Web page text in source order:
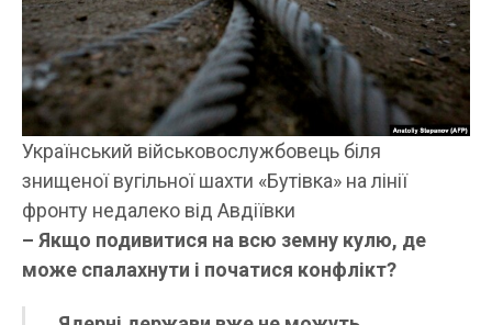
Український військовослужбовець біля
знищеної вугільної шахти «Бутівка» на лінії
фронту недалеко від Авдіївки
– Якщо подивитися на всю земну кулю, де
може спалахнути і початися конфлікт?